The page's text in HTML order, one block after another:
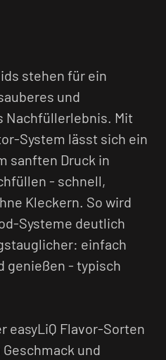
stehen für ein
und
Nachfüllerlebnis. Mit
System lässt sich ein
sanften Druck in
- schnell,
Kleckern. So wird
Systeme deutlich
einfach
genießen - typisch
easyLiQ Flavor-Sorten
und